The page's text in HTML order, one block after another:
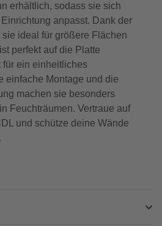
erhältlich, sodass sie sich
anpasst. Dank der
sie ideal für größere Flächen
perfekt auf die Platte
für ein einheitliches
einfache Montage und die
machen sie besonders
Feuchträumen. Vertraue auf
und schütze deine Wände